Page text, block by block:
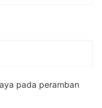
pada peramban